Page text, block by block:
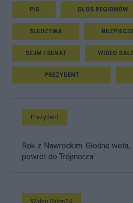
PIS GŁOS REGIONÓW
ŚLEDZTWA
SEJM I SENAT WIDEO
PREZYDENT
Prezydent
Rok z Nawrockim. Głośne
powrót do Trójmorza
Wideo Salon24